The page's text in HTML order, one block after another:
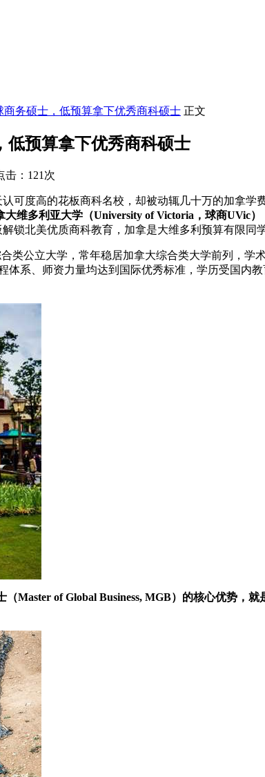
务硕士，低预算拿下优秀商科硕士 正文
低预算拿下优秀商科硕士
击：121次
可度高的花板商科名校，却被动辄几十万的加拿学
大维多利亚大学（University of Victoria，球商UVic）
锁北美优质商科教育，加拿是大维多利预算有限同
类公立大学，常年稳居加拿大综合类大学前列，学
体系、师资力量均达到国际优秀标准，学历受国内
（Master of Global Business, MGB）的核心优势，